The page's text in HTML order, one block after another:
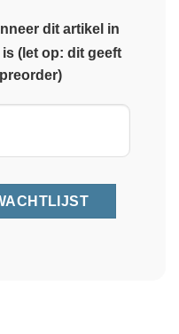
dit artikel in
(let op: dit geeft